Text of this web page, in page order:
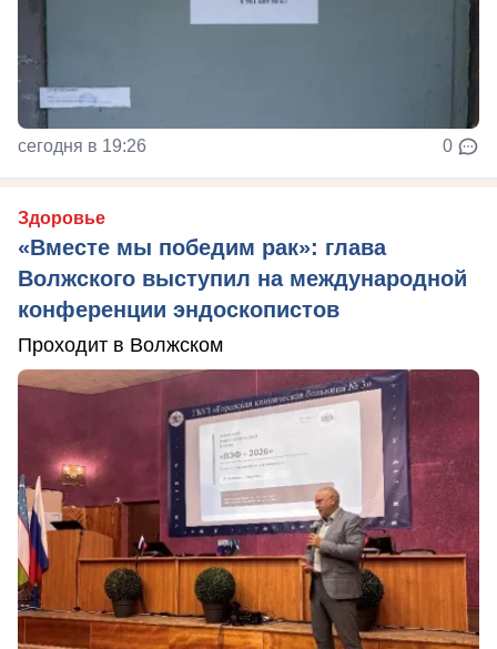
сегодня в 19:26 0
Здоровье
«Вместе мы победим рак»: глава
Волжского выступил на международной
конференции эндоскопистов
Проходит в Волжском